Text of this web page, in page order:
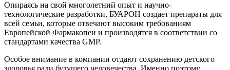
Опираясь на свой многолетний опыт и научно-
технологические разработки, БУАРОН создает препараты для
всей семьи, которые отвечают высоким требованиям
Европейской Фармакопеи и производятся в соответствии со
стандартами качества GMP.
Особое внимание в компании отдают сохранению детского
здоровья ради будущего человечества. Именно поэтому